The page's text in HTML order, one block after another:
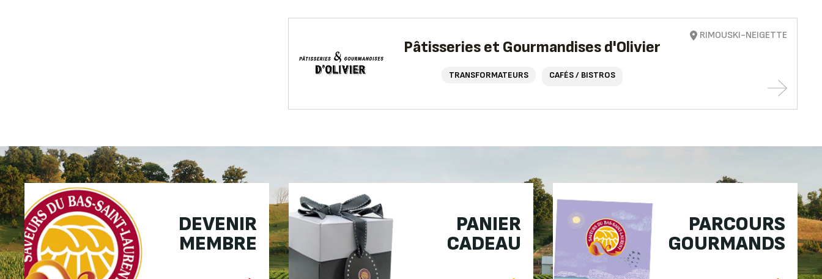
Pâtisseries et Gourmandises d'Olivier
TRANSFORMATEURS CAFÉS / BISTROS
RIMOUSKI-NEIGETTE
DEVENIR
MEMBRE
PANIER
CADEAU
PARCOURS
GOURMANDS